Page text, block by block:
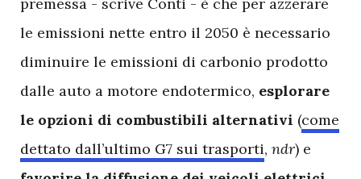
le emissioni nette entro il 2050 è necessario
diminuire le emissioni di carbonio prodotto
dalle auto a motore endotermico, esplorare
le opzioni di combustibili alternativi (come
dettato dall’ultimo G7 sui trasporti, ndr) e